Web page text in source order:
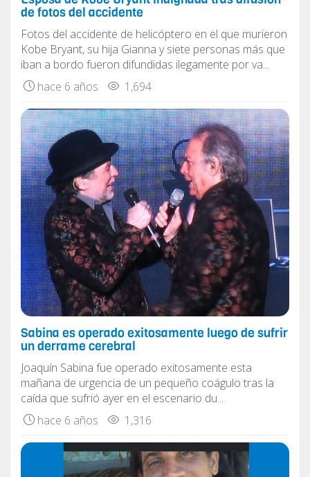
de fotos del accidente
Fotos del accidente de helicóptero en el que murieron
Kobe Bryant, su hija Gianna y siete personas más que
iban a bordo fueron difundidas ilegamente por va...
hace 6 años
1,694
Sabina es operado exitosamente luego de sufrir
un derrame cerebral
Joaquín Sabina fue operado exitosamente esta
mañana de urgencia de un pequeño coágulo tras la
caída que sufrió ayer en el escenario du...
hace 6 años
1,316